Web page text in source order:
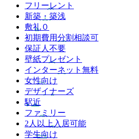
フリーレント
新築・築浅
敷礼０
初期費用分割相談可
保証人不要
壁紙プレゼント
インターネット無料
女性向け
デザイナーズ
駅近
ファミリー
2人以上入居可能
学生向け